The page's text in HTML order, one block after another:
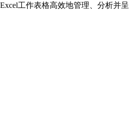
工作表格高效地管理、分析并呈